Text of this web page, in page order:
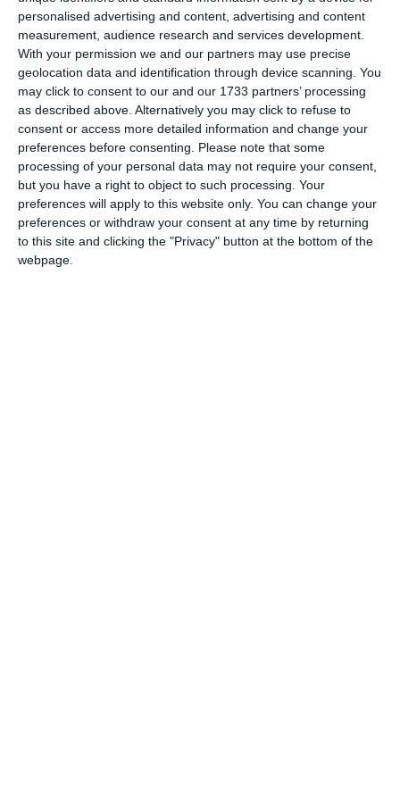
personalised advertising and content, advertising and content
measurement, audience research and services development.
With your permission we and our partners may use precise
geolocation data and identification through device scanning. You
may click to consent to our and our 1733 partners’ processing
as described above. Alternatively you may click to refuse to
consent or access more detailed information and change your
preferences before consenting.
Please note that some
processing of your personal data may not require your consent,
but you have a right to object to such processing. Your
preferences will apply to this website only. You can change your
preferences or withdraw your consent at any time by returning
to this site and clicking the "Privacy" button at the bottom of the
webpage.
pe fereastră au risipit fiorii visului rău ce te chinuie toată noaptea și
care îți părea fără sfârșit, ca și criza sufletească pe care o străbatem“.
[3]
Întreaga activitate filozofică a lui Claudian aduce cercetarea istorică
a filosofiei în spaţiul socialului. Gândirea lui filozofică, alături de
celelalte produse culturale, este generată de mediul social, într-un
anumit moment istoric. Preocupările lui de sociologie a cunoașterii
și de istorie a filozofiei sunt completate cu versuri de un lirism
discret, intelectualizat, senin.
A semnat volumele: „Cercetări filosofice şi sociologice” - laşi,
1935; „Colectivismul în filosofia lui Platon” - laşi, 1936; „Originea